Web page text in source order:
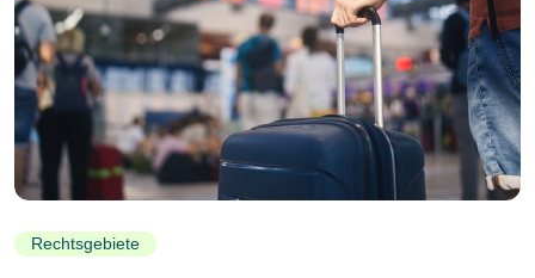
Rechtsgebiete